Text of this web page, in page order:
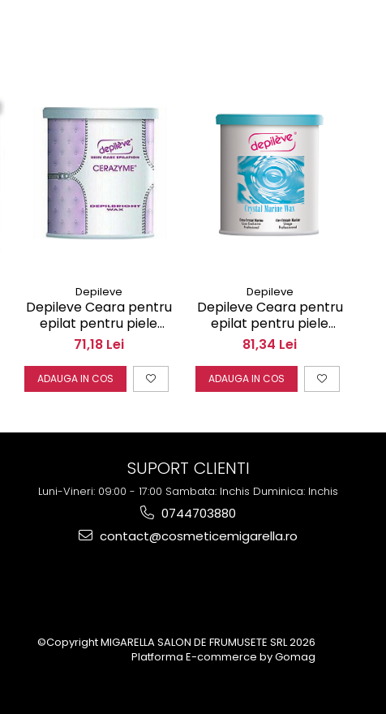
Depileve
Depileve Ceara pentru
epilat pentru piele
sensibila fara banda de
unica folosinta
Cerazyme Depilbright
Wax 800gr
71,18 Lei
ADAUGA IN COS
Depileve
Depileve Ceara pentru
epilat pentru piele
sensibila Crystal Marine
Wax 800gr
81,34 Lei
ADAUGA IN COS
SUPORT CLIENTI
Luni-Vineri: 09:00 - 17:00 Sambata: Inchis Duminica: Inchis
0744703880
contact@cosmeticemigarella.ro
©Copyright MIGARELLA SALON DE FRUMUSETE SRL 2026
Platforma E-commerce by Gomag